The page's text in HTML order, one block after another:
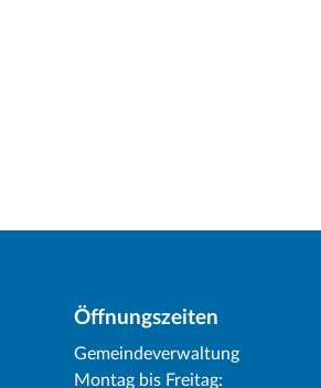
Öffnungszeiten
Gemeindeverwaltung
Montag bis Freitag: